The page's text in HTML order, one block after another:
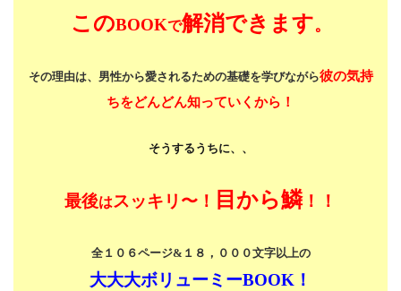
このBOOKで解消できます。
その理由は、男性から愛されるための基礎を学びながら彼の気持
ちをどんどん知っていくから！
そうするうちに、、
最後はスッキリ〜！ 目から鱗！！
全１０６ページ&１８，０００文字以上の
大大大ボリューミーBOOK！